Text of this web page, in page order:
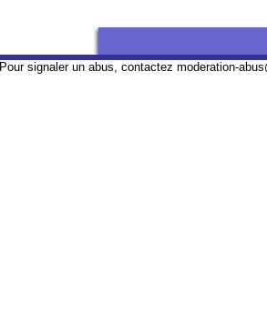
Pour signaler un abus, contactez moderation-